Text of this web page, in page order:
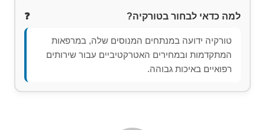
למה כדאי לבחור בטורקיה?
טורקיה ידועה במנתחים המנוסים שלה, במרפאות
המתקדמות ובמחירים האטרקטיביים עבור שירותים
רפואיים באיכות גבוהה.